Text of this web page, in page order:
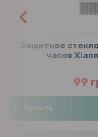
Защитное
часов
99
Купить